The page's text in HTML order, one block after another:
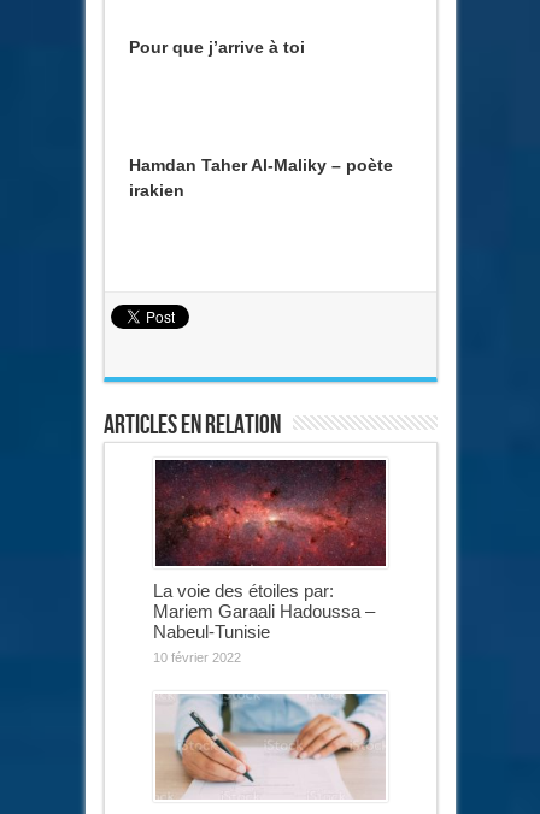
Pour que j’arrive à toi
Hamdan Taher Al-Maliky – poète
irakien
Articles en relation
La voie des étoiles par:
Mariem Garaali Hadoussa –
Nabeul-Tunisie
10 février 2022